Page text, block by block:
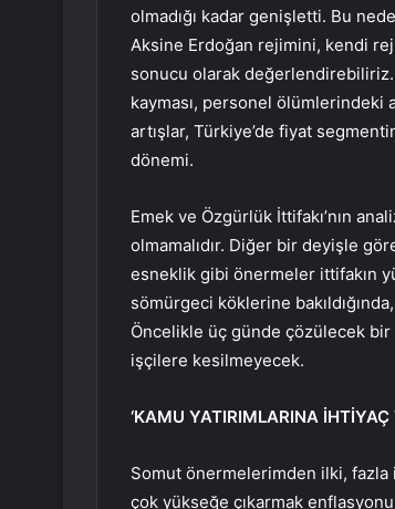
olmadığı kadar genişletti. Bu
Aksine Erdoğan rejimini, kendi
sonucu olarak
kayması, personel ölümlerindeki
artışlar, Türkiye’de fiyat
dönemi.
Emek ve Özgürlük İttifakı’nın
olmamalıdır. Diğer bir deyişle
esneklik gibi önermeler ittifakın
sömürgeci köklerine
Öncelikle üç günde çözülecek
işçilere kesilmeyecek.
‘KAMU YATIRIMLARINA İHTİYAÇ
Somut önermelerimden ilki, fazla
çok yükseğe çıkarmak